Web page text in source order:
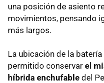
una posición de asiento
movimientos, pensando
más largos.
La ubicación de la
permitido conservar el
híbrida enchufable del